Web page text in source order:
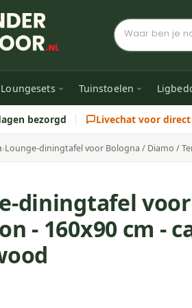
Loungesets Tuinstoelen
bezorgd Livechat voor
›Lounge-diningtafel voor Bologna / Diamo /
diningtafel
- 160x90 cm -